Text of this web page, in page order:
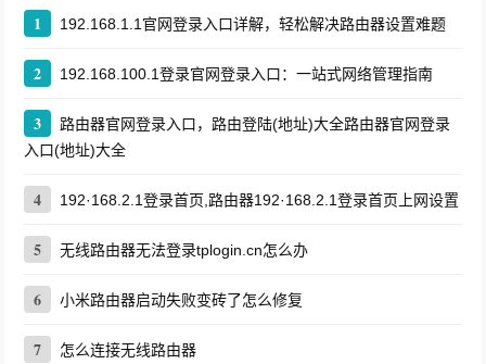
1 192.168.1.1官网登录入口详解，轻松解决路由器设置难题
2 192.168.100.1登录官网登录入口：一站式网络管理指南
3
路由器官网登录入口，路由登陆(地址)大全路由器官网登录
入口(地址)大全
4 192·168.2.1登录首页,路由器192·168.2.1登录首页上网设置
5 无线路由器无法登录tplogin.cn怎么办
6 小米路由器启动失败变砖了怎么修复
7 怎么连接无线路由器